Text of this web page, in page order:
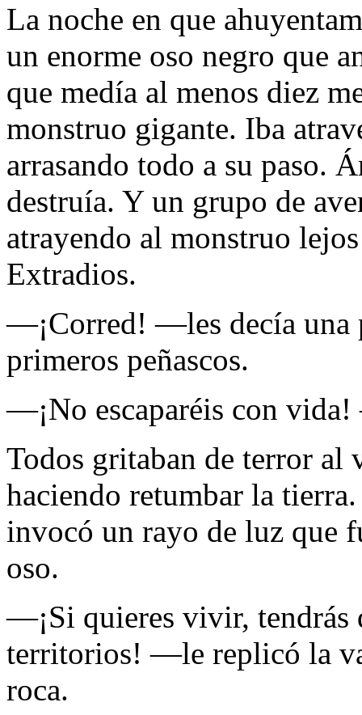
La noche en que
un enorme oso negro que
que medía al menos diez
monstruo gigante. Iba
arrasando todo a su paso.
destruía. Y un grupo de
atrayendo al monstruo
Extradios.
—¡Corred! —les decía una
primeros peñascos.
—¡No escaparéis con
Todos gritaban de terror al
haciendo retumbar la
invocó un rayo de luz que
oso.
—¡Si quieres vivir, tendrás
territorios! —le replicó la
roca.